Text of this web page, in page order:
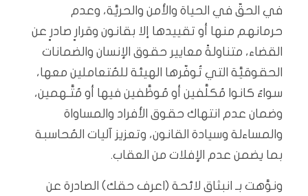
في الحقّ في الحياة والأمن والحريَّة، وعدم
حرمانهم منها أو تقييدها إلا بقانون وقرارٍ صادرٍ عن
القضاء، متناولةً معايير حقوق الإنسان والضمانات
الحقوقيَّة التي تُوفّرها الهيئة للمُتعاملين معها،
سواءٌ كانوا مُكلَّفين أو مُوظَّفين فيها أو مُتَّـهمين،
وضمان عدم انتهاك حقوق الأفراد والمساواة
والمساءلة وسيادة القانون، وتعزيز آليات المُحاسبة
بما يضمن عدم الإفلات من العقاب.
ونوَّهت بـ انبثاق لائحة (اعرف حقك) الصادرة عن